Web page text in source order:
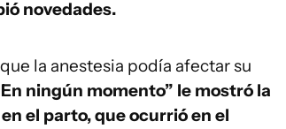
novedades.
la anestesia podía afectar su
ningún momento” le mostró la
el parto, que ocurrió en el